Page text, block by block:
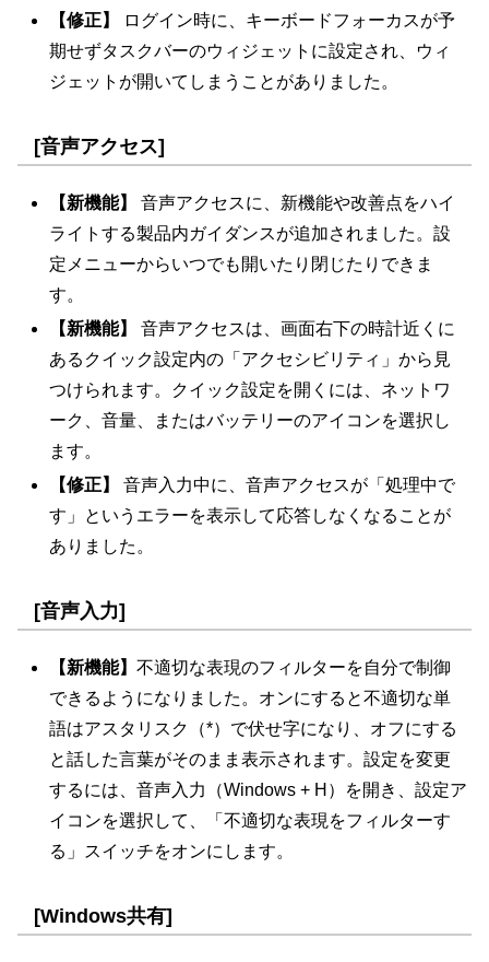
【修正】
ログイン時に、キーボードフォーカスが予
期せずタスクバーのウィジェットに設定され、ウィ
ジェットが開いてしまうことがありました。
[音声アクセス]
【新機能】
音声アクセスに、新機能や改善点をハイ
ライトする製品内ガイダンスが追加されました。設
定メニューからいつでも開いたり閉じたりできま
す。
【新機能】
音声アクセスは、画面右下の時計近くに
あるクイック設定内の「アクセシビリティ」から見
つけられます。クイック設定を開くには、ネットワ
ーク、音量、またはバッテリーのアイコンを選択し
ます。
【修正】
音声入力中に、音声アクセスが「処理中で
す」というエラーを表示して応答しなくなることが
ありました。
[音声入力]
【新機能】不適切な表現のフィルターを自分で制御
できるようになりました。オンにすると不適切な単
語はアスタリスク（*）で伏せ字になり、オフにする
と話した言葉がそのまま表示されます。設定を変更
するには、音声入力（Windows + H）を開き、設定ア
イコンを選択して、「不適切な表現をフィルターす
る」スイッチをオンにします。
[Windows共有]